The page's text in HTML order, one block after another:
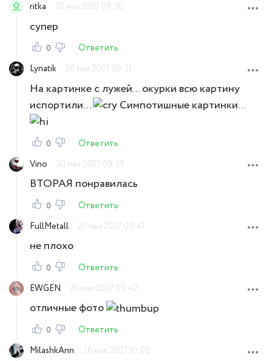
ritka
20 мая 2007 09:30
супер
0
Ответить
Lynatik
20 мая 2007 09:31
На картинке с лужей... окурки всю картину
испортили...
Симпотишные картинки...
0
Ответить
Vino
20 мая 2007 09:39
ВТОРАЯ понравилась
0
Ответить
FullMetall
20 мая 2007 09:41
не плохо
0
Ответить
EWGEN
20 мая 2007 09:42
отличные фото
0
Ответить
MilashkAnn
20 мая 2007 10:02